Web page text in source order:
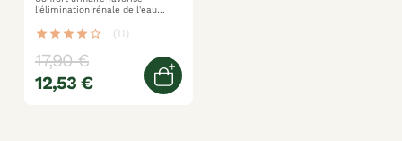
l'élimination rénale de l'eau
star star star star star_border (11)
17,90 €
12,53 €
Ajouter au panier